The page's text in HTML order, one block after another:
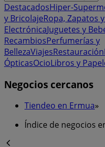
DestacadosHiper-
y BricolajeRopa, Zapatos
ElectrónicaJuguetes y
RecambiosPerfumerías y
BellezaViajesRestauración
ÓpticasOcioLibros y
Negocios cercanos
Tiendeo en Ermua»
Índice de negocios